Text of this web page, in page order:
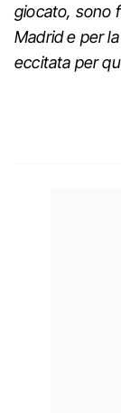
giocato, sono
Madrid e per
eccitata per